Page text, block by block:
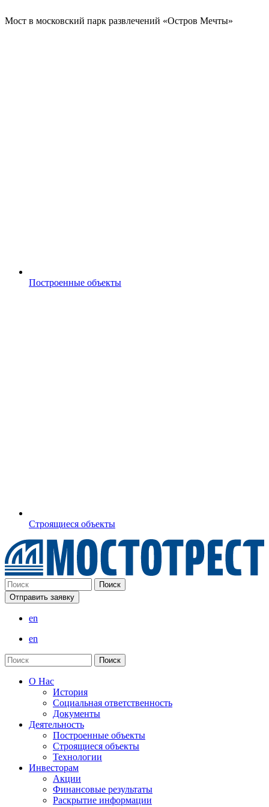
Мост в московский парк развлечений «Остров Мечты»
Построенные объекты
Строящиеся объекты
Отправить заявку
en
en
О Нас
История
Социальная ответственность
Документы
Деятельность
Построенные объекты
Строящиеся объекты
Технологии
Инвесторам
Акции
Финансовые результаты
Раскрытие информации